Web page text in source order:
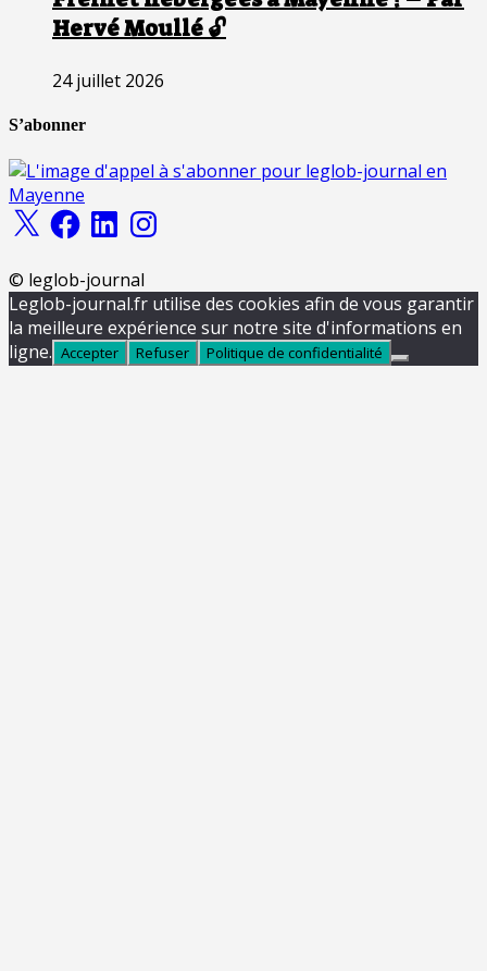
Hervé Moullé 🔓
24 juillet 2026
S’abonner
X FacebookLinkedInInstagram
© leglob-journal
Leglob-journal.fr utilise des cookies afin de vous garantir
la meilleure expérience sur notre site d'informations en
ligne. Accepter Refuser Politique de confidentialité